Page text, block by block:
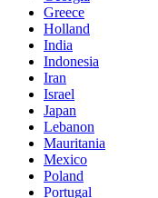
Greece
Holland
India
Indonesia
Iran
Israel
Japan
Lebanon
Mauritania
Mexico
Poland
Portugal